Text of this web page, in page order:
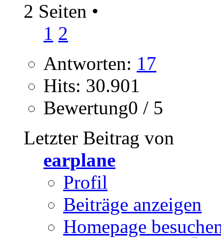
2 Seiten •
1 2
Antworten: 17
Hits: 30.901
Bewertung0 / 5
Letzter Beitrag von
earplane
Profil
Beiträge anzeigen
Homepage